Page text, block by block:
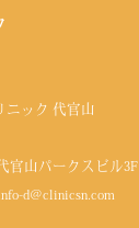
ニック 代官山
官山パークスビル3F
d@clinicsn.com